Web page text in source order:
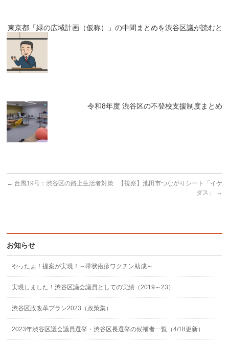
東京都「緑の広域計画（仮称）」の中間まとめを渋谷区議が読むと
令和8年度 渋谷区の不登校支援制度まとめ
← 台風19号：渋谷区の路上生活者対策
【視察】池田市つながりシート「イケ
ダス」
→
お知らせ
やったぁ！提案が実現！～帯状疱疹ワクチン助成～
実現しました！渋谷区議会議員としての実績（2019～23）
渋谷区政改革プラン2023（政策集）
2023年渋谷区議会議員選挙・渋谷区長選挙の候補者一覧（4/18更新）